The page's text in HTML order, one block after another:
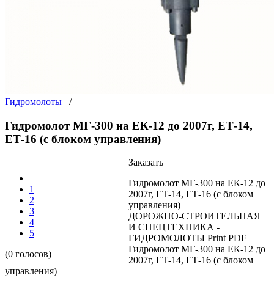
Гидромолоты /
Гидромолот МГ-300 на ЕК-12 до 2007г, ЕТ-14,
ЕТ-16 (с блоком управления)
1
2
3
4
5
(0 голосов)
Заказать
Гидромолот МГ-300 на ЕК-12 до
2007г, ЕТ-14, ЕТ-16 (с блоком
управления)
ДОРОЖНО-СТРОИТЕЛЬНАЯ
И СПЕЦТЕХНИКА -
ГИДРОМОЛОТЫ Print PDF
Гидромолот МГ-300 на ЕК-12 до
2007г, ЕТ-14, ЕТ-16 (с блоком
управления)